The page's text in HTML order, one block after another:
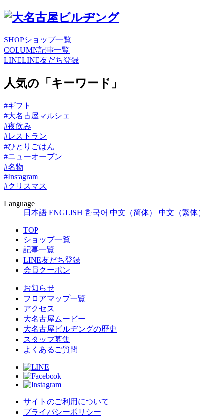
SHOPショップ一覧
COLUMN記事一覧
LINELINE友だち登録
人気の「キーワード」
#ギフト
#大名古屋マルシェ
#夜飲み
#レストラン
#ひとりごはん
#ニューオープン
#名物
#Instagram
#クリスマス
Language
日本語 ENGLISH 한국어 中文（简体） 中文（繁体）
TOP
ショップ一覧
記事一覧
LINE友だち登録
会員クーポン
お知らせ
フロアマップ一覧
アクセス
大名古屋ムービー
大名古屋ビルヂングの歴史
スタッフ募集
よくあるご質問
サイトのご利用について
プライバシーポリシー